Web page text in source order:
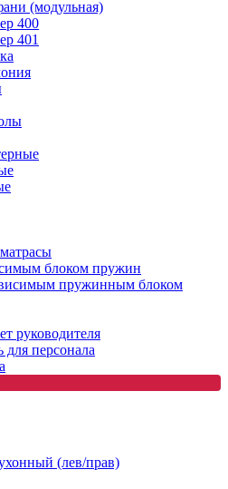
(модульная)
400
401
блоком пружин
пружинным блоком
руководителя
персонала
(лев/прав)